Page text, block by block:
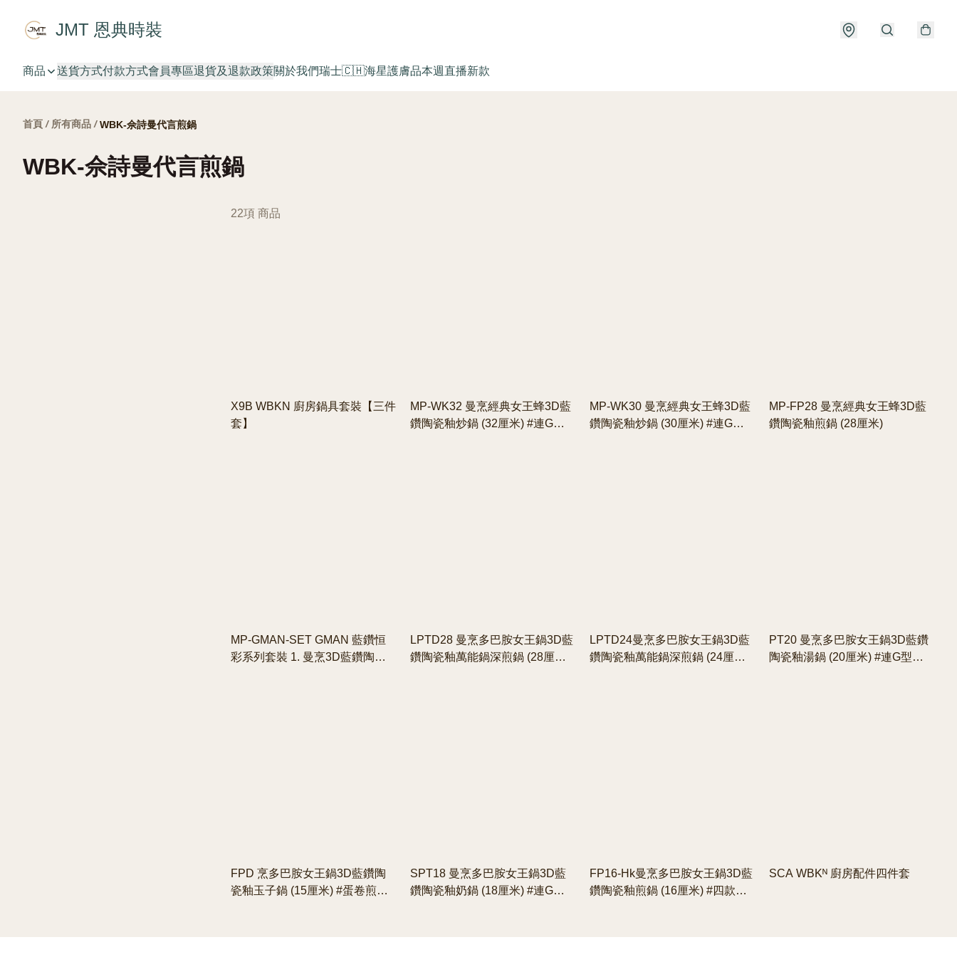
JMT 恩典時裝
商品 送貨方式付款方式會員專區退貨及退款政策關於我們瑞士🇨🇭海星護膚品本週直播新款
首頁 / 所有商品 / WBK-佘詩曼代言煎鍋
WBK-佘詩曼代言煎鍋
22項 商品
X9B WBKN 廚房鍋具套裝【三件
套】
MP-WK32 曼烹經典女王蜂3D藍
鑽陶瓷釉炒鍋 (32厘米) #連G型
MP-WK30 曼烹經典女王蜂3D藍
鑽陶瓷釉炒鍋 (30厘米) #連G型
MP-FP28 曼烹經典女王蜂3D藍
鑽陶瓷釉煎鍋 (28厘米)
MP-GMAN-SET GMAN 藍鑽恒
彩系列套裝 1. 曼烹3D藍鑽陶瓷
LPTD28 曼烹多巴胺女王鍋3D藍
鑽陶瓷釉萬能鍋深煎鍋 (28厘米)
LPTD24曼烹多巴胺女王鍋3D藍
鑽陶瓷釉萬能鍋深煎鍋 (24厘米)
PT20 曼烹多巴胺女王鍋3D藍鑽
陶瓷釉湯鍋 (20厘米) #連G型鍋
FPD 烹多巴胺女王鍋3D藍鑽陶
瓷釉玉子鍋 (15厘米) #蛋卷煎鍋
SPT18 曼烹多巴胺女王鍋3D藍
鑽陶瓷釉奶鍋 (18厘米) #連G型
FP16-Hk曼烹多巴胺女王鍋3D藍
鑽陶瓷釉煎鍋 (16厘米) #四款顏
SCA WBKᴺ 廚房配件四件套